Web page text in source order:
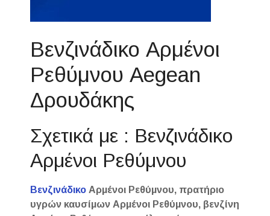
Βενζινάδικο Αρμένοι
Ρεθύμνου Aegean
Δρουδάκης
Σχετικά με : Βενζινάδικο
Αρμένοι Ρεθύμνου
Βενζινάδικο Αρμένοι Ρεθύμνου, πρατήριο
υγρών καυσίμων Αρμένοι Ρεθύμνου, βενζίνη